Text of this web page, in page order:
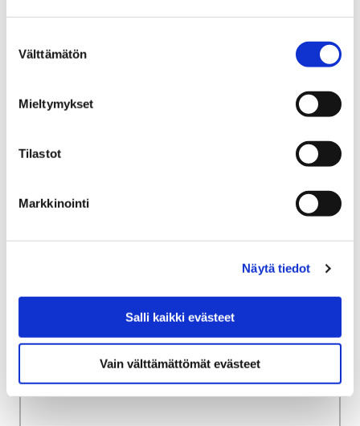
valinta
Välttämätön
Mieltymykset
Tilastot
Markkinointi
Näytä tiedot
Salli kaikki evästeet
Vain välttämättömät evästeet
Etusivu
Työ ja yrittäminen
Töihin Porin kaupungille
Pori työnantajana
Sijaisrekrytointi